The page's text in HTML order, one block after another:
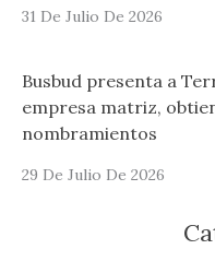
31 De Julio De 2026
Busbud presenta a
empresa matriz,
nombramientos
29 De Julio De 2026